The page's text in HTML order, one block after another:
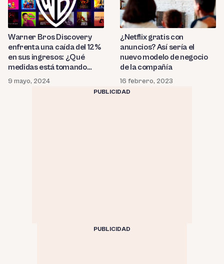
Warner Bros Discovery
enfrenta una caída del 12%
en sus ingresos: ¿Qué
medidas está tomando
para solucionarlo?
9 mayo, 2024
¿Netflix gratis con
anuncios? Así sería el
nuevo modelo de negocio
de la compañía
16 febrero, 2023
PUBLICIDAD
PUBLICIDAD